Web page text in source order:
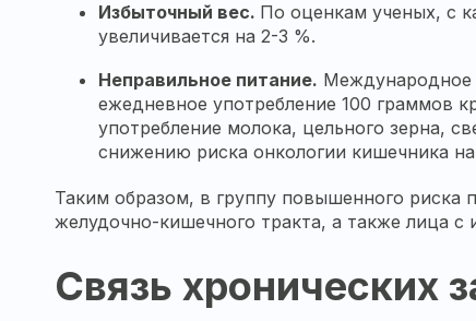
Избыточный вес. По оценкам ученых, с
увеличивается на 2-3 %.
Неправильное питание. Международное
ежедневное употребление 100 граммов
употребление молока, цельного зерна,
снижению риска онкологии кишечника на
Таким образом, в группу повышенного
желудочно-кишечного тракта, а также лица
Связь хронических